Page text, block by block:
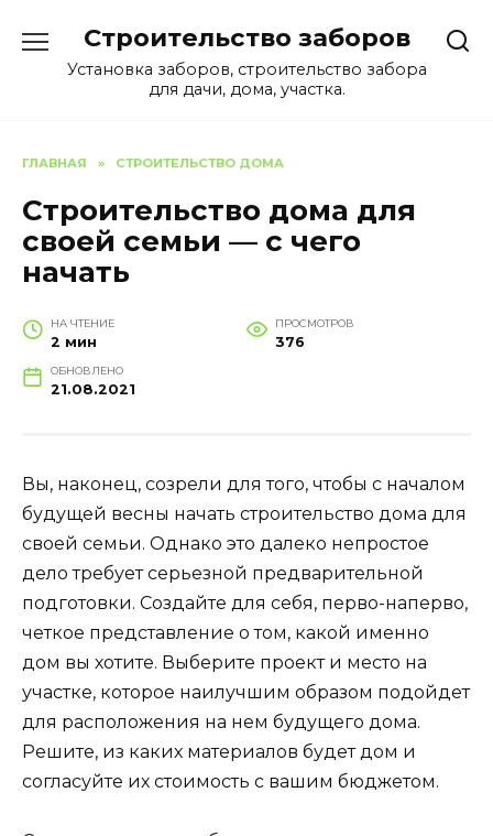
содержанию
Строительство заборов
Установка заборов, строительство забора
для дачи, дома, участка.
ГЛАВНАЯ » СТРОИТЕЛЬСТВО ДОМА
Строительство дома для
своей семьи — с чего
начать
НА ЧТЕНИЕ
2 мин
ПРОСМОТРОВ
376
ОБНОВЛЕНО
21.08.2021
Вы, наконец, созрели для того, чтобы с началом
будущей весны начать строительство дома для
своей семьи. Однако это далеко непростое
дело требует серьезной предварительной
подготовки. Создайте для себя, перво-наперво,
четкое представление о том, какой именно
дом вы хотите. Выберите проект и место на
участке, которое наилучшим образом подойдет
для расположения на нем будущего дома.
Решите, из каких материалов будет дом и
согласуйте их стоимость с вашим бюджетом.